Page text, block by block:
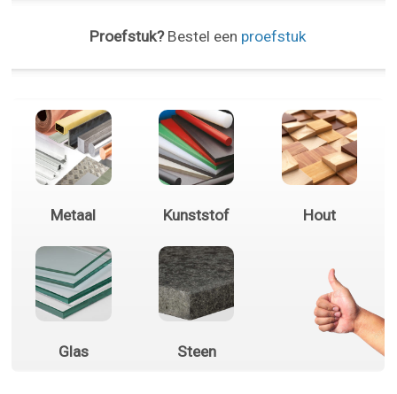
Proefstuk?Bestel een proefstuk
Metaal Kunststof Hout
Glas Steen